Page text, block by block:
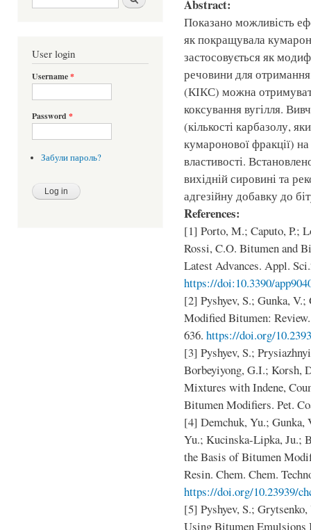
User login
Username*
Password *
Забули пароль?
Abstract:
Показано можливість
як покращувала
застосовується як
речовини для
(КІКС) можна
коксування вугілля.
(кількості карбазолу,
кумаронової фракції)
властивості.
вихідній сировині та
адгезійну добавку до
References:
[1] Porto, M.; Caputo, P.;
Rossi, C.O. Bitumen and
Latest Advances. Appl.
https://doi:10.3390/
[2] Pyshyev, S.; Gunka,
Modified Bitumen:
636. https://doi.org/
[3] Pyshyev, S.;
Borbeyiyong, G.I.; Korsh,
Mixtures with Indene,
Bitumen Modifiers. Pet.
[4] Demchuk, Yu.; Gunka,
Yu.; Kucinska-Lipka, Ju.;
the Basis of Bitumen
Resin. Chem. Chem.
https://doi.org/10.23939/
[5] Pyshyev, S.;
Using Bitumen Emulsions